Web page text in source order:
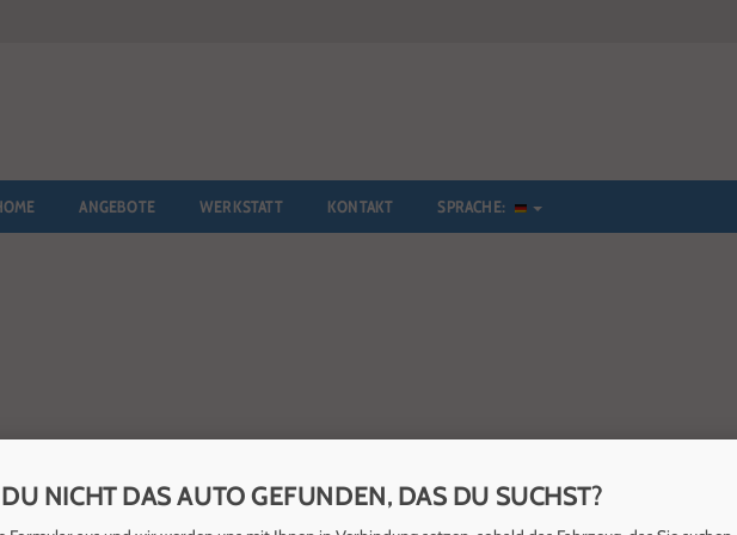
ANGEBOTE WERKSTATT KONTAKT SPRACHE:
NICHT DAS AUTO GEFUNDEN, DAS DU SUCHST?